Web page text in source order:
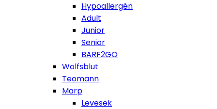
Hypoallergén
Adult
Junior
Senior
BARF2GO
Wolfsblut
Teomann
Marp
Levesek